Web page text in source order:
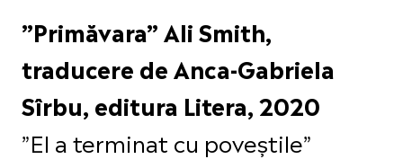
”Primăvara” Ali Smith,
traducere de Anca-Gabriela
Sîrbu, editura Litera, 2020
”El a terminat cu poveștile”